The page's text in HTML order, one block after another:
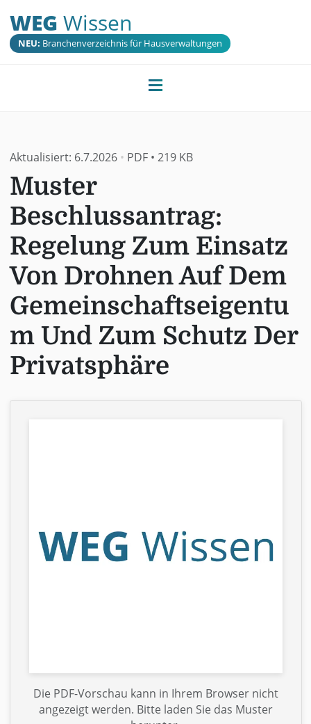
WEG Wissen
NEU: Branchenverzeichnis für Hausverwaltungen
Aktualisiert: 6.7.2026• PDF• 219 KB
Muster
Beschlussantrag:
Regelung Zum Einsatz
Von Drohnen Auf Dem
Gemeinschaftseigentu
m Und Zum Schutz Der
Privatsphäre
Die PDF-Vorschau kann in Ihrem Browser nicht
angezeigt werden. Bitte laden Sie das Muster